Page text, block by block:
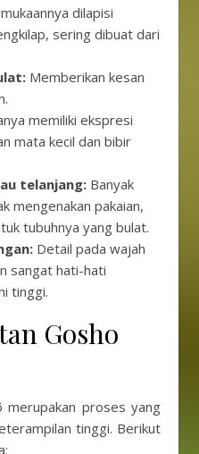
dilapisi
sering dibuat dari
Memberikan kesan
memiliki ekspresi
mata kecil dan bibir
telanjang: Banyak
mengenakan pakaian,
tubuhnya yang bulat.
Detail pada wajah
sangat hati-hati
tinggi.
Gosho
merupakan proses yang
tinggi. Berikut